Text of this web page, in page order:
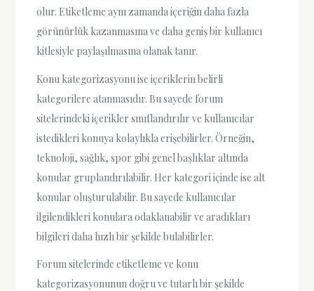
olur. Etiketleme aynı zamanda içeriğin daha fazla
görünürlük kazanmasına ve daha geniş bir kullanıcı
kitlesiyle paylaşılmasına olanak tanır.
Konu kategorizasyonu ise içeriklerin belirli
kategorilere atanmasıdır. Bu sayede forum
sitelerindeki içerikler sınıflandırılır ve kullanıcılar
istedikleri konuya kolaylıkla erişebilirler. Örneğin,
teknoloji, sağlık, spor gibi genel başlıklar altında
konular gruplandırılabilir. Her kategori içinde ise alt
konular oluşturulabilir. Bu sayede kullanıcılar
ilgilendikleri konulara odaklanabilir ve aradıkları
bilgileri daha hızlı bir şekilde bulabilirler.
Forum sitelerinde etiketleme ve konu
kategorizasyonunun doğru ve tutarlı bir şekilde